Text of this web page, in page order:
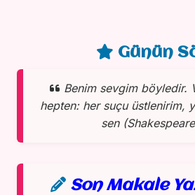
Günün
Benim sevgim böyledir.
hepten: her suçu üstlenirim,
sen
Son Makale